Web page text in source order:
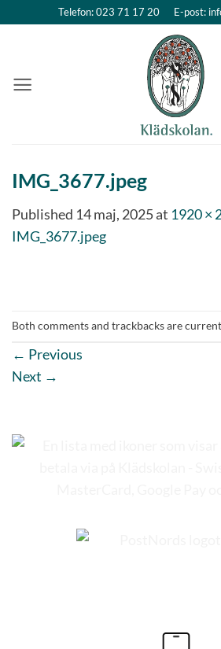
Telefon: 023 71 17 20 E-post:
IMG_3677.jpeg
Published 14 maj, 2025at 1920 ×
IMG_3677.jpeg
Both comments and trackbacks are
← Previous
Next →